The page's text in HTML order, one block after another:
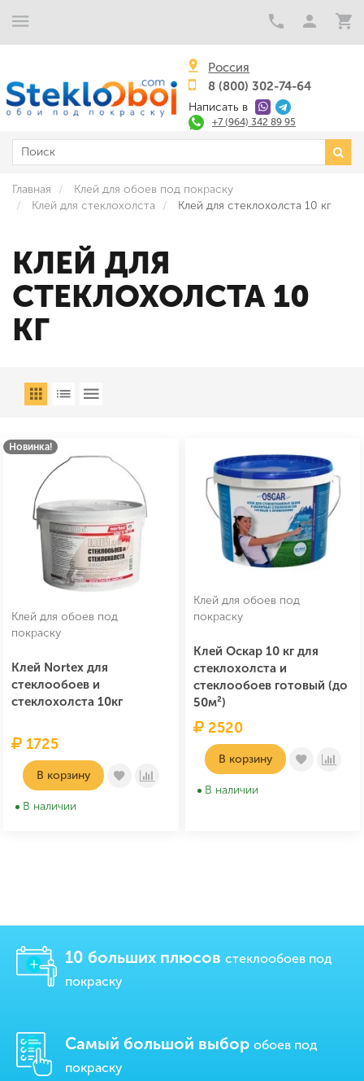
Россия
8 (800) 302-74-64
Написать в
+7 (964) 342 89 95
Главная
Клей для обоев под покраску
Клей для стеклохолста
Клей для стеклохолста 10 кг
КЛЕЙ ДЛЯ
СТЕКЛОХОЛСТА 10
КГ
Новинка!
Клей для обоев под
покраску
Клей Nortex для
стеклообоев и
стеклохолста 10кг
1725
В корзину
В наличии
Клей для обоев под
покраску
Клей Оскар 10 кг для
стеклохолста и
стеклообоев готовый (до
50м²)
2520
В корзину
В наличии
10 больших плюсов стеклообоев под
покраску
Самый большой выбор обоев под
покраску